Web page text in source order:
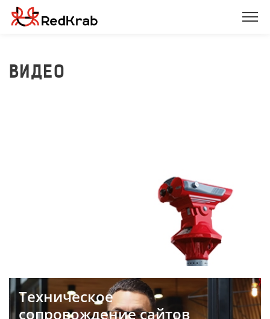
ВИДЕО
Техническое
сопровождение сайтов